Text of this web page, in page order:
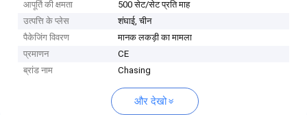
आपूर्ति की क्षमता
500 सेट/सेट प्रति माह
उत्पत्ति के प्लेस
शंघाई, चीन
पैकेजिंग विवरण
मानक लकड़ी का मामला
प्रमाणन
CE
ब्रांड नाम
Chasing
और देखो